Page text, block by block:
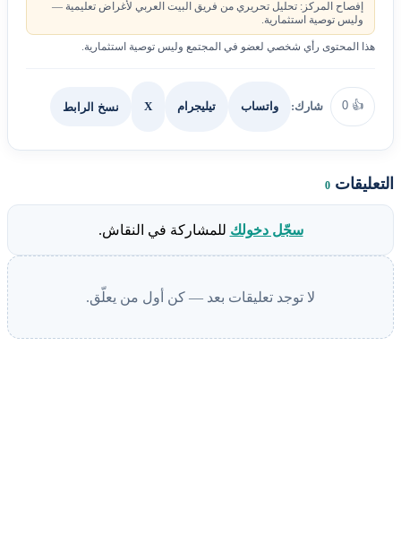
إفصاح المركز: تحليل تحريري من فريق البيت العربي لأغراض تعليمية —
وليس توصية استثمارية.
هذا المحتوى رأي شخصي لعضو في المجتمع وليس توصية استثمارية.
👍
0 شارك: واتساب تيليجرام X نسخ الرابط
التعليقات 0
سجّل دخولك للمشاركة في النقاش.
لا توجد تعليقات بعد — كن أول من يعلّق.